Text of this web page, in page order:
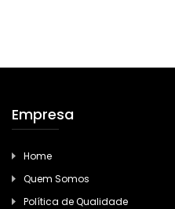
Empresa
Home
Quem Somos
Política de Qualidade